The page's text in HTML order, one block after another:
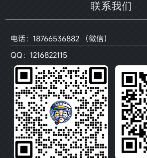
联系我们
电话：18766536882 （微信）
QQ：1216822115